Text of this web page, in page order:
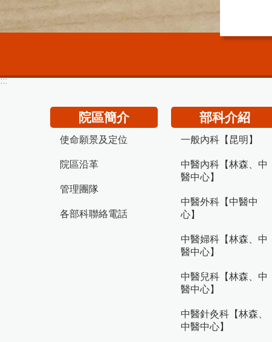
:::
院區簡介
使命願景及定位
院區沿革
管理團隊
各部科聯絡電話
部科介紹
一般內科【昆明】
中醫內科【林森、中
醫中心】
中醫外科【中醫中
心】
中醫婦科【林森、中
醫中心】
中醫兒科【林森、中
醫中心】
中醫針灸科【林森、
中醫中心】